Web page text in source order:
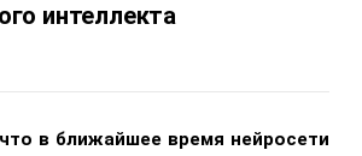
интеллекта
в ближайшее время нейросети